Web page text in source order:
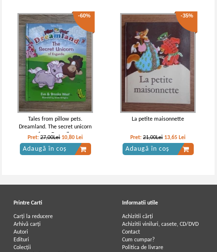
-60%
Tales from pillow pets.
Dreamland. The secret unicorn
from Engardia
Pret:27,00Lei 10,80 Lei
Adaugă în coș
-35%
La petite maisonnette
Pret:21,00Lei 13,65 Lei
Adaugă în coș
Printre Carti
Carți la reducere
Arhivă carți
Autori
Edituri
Colecții
Informatii utile
Achizitii cărți
Achizitii viniluri, casete, CD/DVD
Contact
Cum cumpar?
Politica de livrare